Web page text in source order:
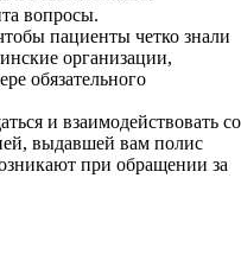
вопросы.
пациенты четко знали
организации,
обязательного
и взаимодействовать со
выдавшей вам полис
при обращении за